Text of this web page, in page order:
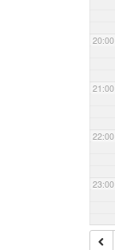
20:00
21:00
22:00
23:00